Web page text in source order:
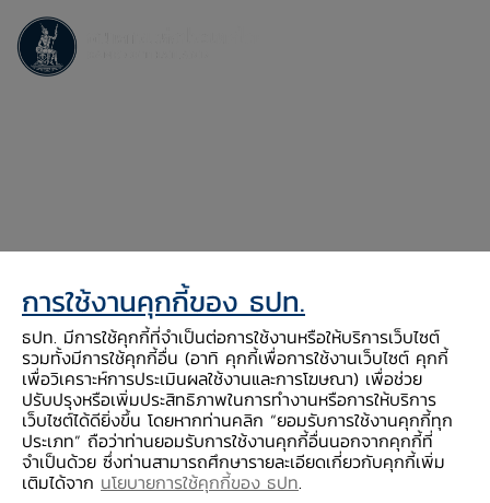
ความช่วยเหลือ
ติดต่อเรา
การใช้งานคุกกี้ของ ธปท.
ธปท. มีการใช้คุกกี้ที่จำเป็นต่อการใช้งานหรือให้บริการเว็บไซต์
รวมทั้งมีการใช้คุกกี้อื่น (อาทิ คุกกี้เพื่อการใช้งานเว็บไซต์ คุกกี้
เพื่อวิเคราะห์การประเมินผลใช้งานและการโฆษณา) เพื่อช่วย
ปรับปรุงหรือเพิ่มประสิทธิภาพในการทำงานหรือการให้บริการ
เว็บไซต์ได้ดียิ่งขึ้น โดยหากท่านคลิก “ยอมรับการใช้งานคุกกี้ทุก
ประเภท” ถือว่าท่านยอมรับการใช้งานคุกกี้อื่นนอกจากคุกกี้ที่
จำเป็นด้วย ซึ่งท่านสามารถศึกษารายละเอียดเกี่ยวกับคุกกี้เพิ่ม
เติมได้จาก นโยบายการใช้คุกกี้ของ ธปท.